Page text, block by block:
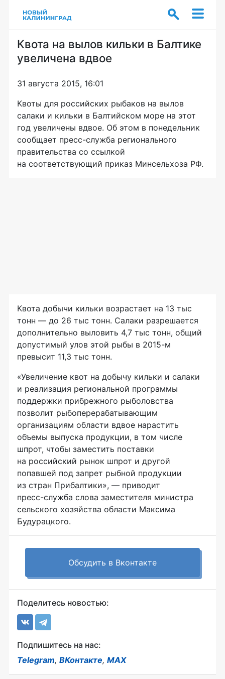
Квота на вылов кильки в Балтике
увеличена вдвое
31 августа 2015, 16:01
Квоты для российских рыбаков на вылов
салаки и кильки в Балтийском море на этот
год увеличены вдвое. Об этом в понедельник
сообщает пресс-служба регионального
правительства со ссылкой
на соответствующий приказ Минсельхоза РФ.
Квота добычи кильки возрастает на 13 тыс
тонн — до 26 тыс тонн. Салаки разрешается
дополнительно выловить 4,7 тыс тонн, общий
допустимый улов этой рыбы в 2015-м
превысит 11,3 тыс тонн.
«Увеличение квот на добычу кильки и салаки
и реализация региональной программы
поддержки прибрежного рыболовства
позволит рыбоперерабатывающим
организациям области вдвое нарастить
объемы выпуска продукции, в том числе
шпрот, чтобы заместить поставки
на российский рынок шпрот и другой
попавшей под запрет рыбной продукции
из стран Прибалтики», — приводит
пресс-служба слова заместителя министра
сельского хозяйства области Максима
Будурацкого.
Обсудить в Вконтакте
Поделитесь новостью:
Подпишитесь на нас:
Telegram, ВКонтакте, MAX